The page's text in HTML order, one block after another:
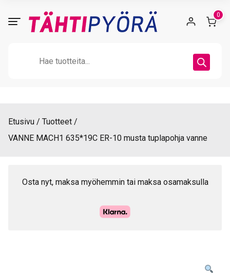
0
Etusivu
Tuotteet
VANNE MACH1 635*19C ER-10 musta tuplapohja vanne
Osta nyt, maksa myöhemmin tai maksa osamaksulla